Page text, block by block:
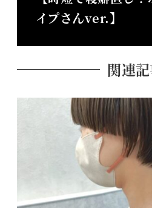
イプさんver.】
関連